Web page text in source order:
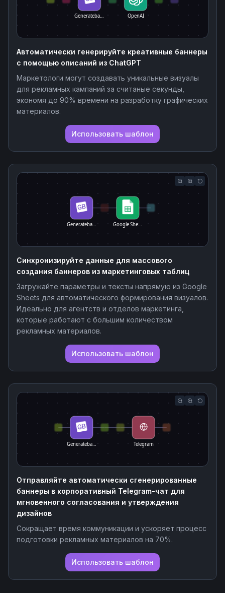
Generateba… OpenAI
Автоматически генерируйте креативные баннеры
с помощью описаний из ChatGPT
Маркетологи могут создавать уникальные визуалы
для рекламных кампаний за считаные секунды,
экономя до 90% времени на разработку графических
материалов.
Использовать шаблон
Generateba… Google She…
Синхронизируйте данные для массового
создания баннеров из маркетинговых таблиц
Загружайте параметры и тексты напрямую из Google
Sheets для автоматического формирования визуалов.
Идеально для агентств и отделов маркетинга,
которые работают с большим количеством
рекламных материалов.
Использовать шаблон
Generateba… Telegram
Отправляйте автоматически сгенерированные
баннеры в корпоративный Telegram-чат для
мгновенного согласования и утверждения
дизайнов
Сокращает время коммуникации и ускоряет процесс
подготовки рекламных материалов на 70%.
Использовать шаблон